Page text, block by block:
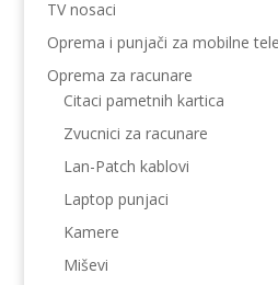
TV nosaci
Oprema i punjači za mobilne
Oprema za racunare
Citaci pametnih kartica
Zvucnici za racunare
Lan-Patch kablovi
Laptop punjaci
Kamere
Miševi